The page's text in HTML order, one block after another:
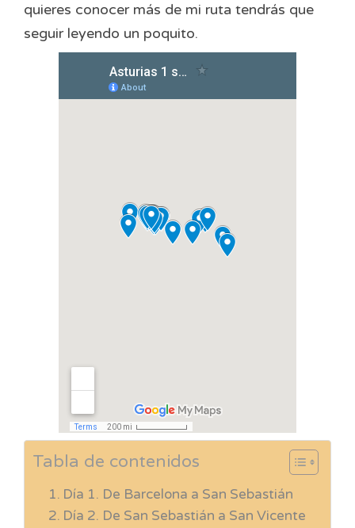
quieres conocer más de mi ruta tendrás que
seguir leyendo un poquito.
Tabla de contenidos
Día 1. De Barcelona a San Sebastián
Día 2. De San Sebastián a San Vicente